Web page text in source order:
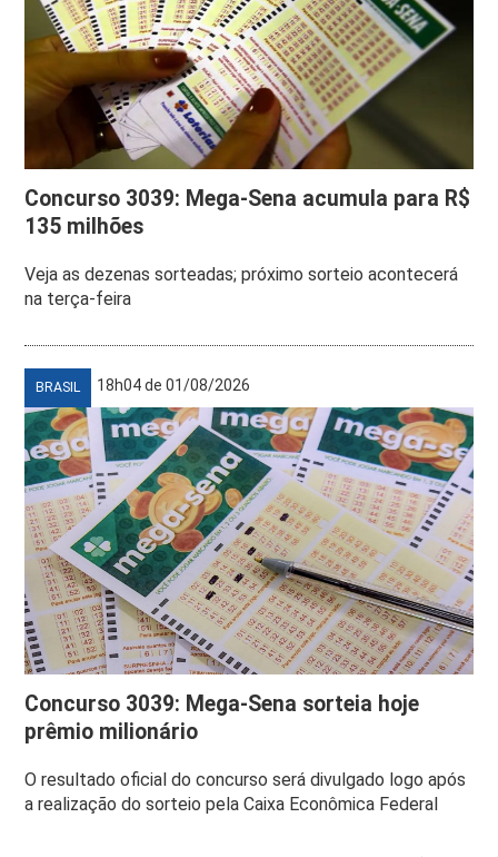
Concurso 3039: Mega-Sena acumula para R$
135 milhões
Veja as dezenas sorteadas; próximo sorteio acontecerá
na terça-feira
BRASIL 18h04 de 01/08/2026
Concurso 3039: Mega-Sena sorteia hoje
prêmio milionário
O resultado oficial do concurso será divulgado logo após
a realização do sorteio pela Caixa Econômica Federal